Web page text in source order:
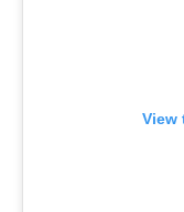
View